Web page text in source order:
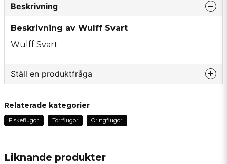
Liknande produkter
Beskrivning
Beskrivning av Wulff Svart
Wulff Svart
Ställ en produktfråga
Fråga oss något om denna produkten...
Namn
Relaterade kategorier
Fiskeflugor Torrflugor Öringflugor